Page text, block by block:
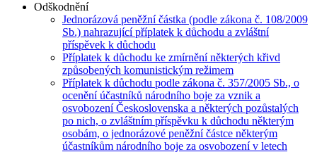
Odškodnění
Jednorázová peněžní částka (podle zákona č. 108/2009
Sb.) nahrazující příplatek k důchodu a zvláštní
příspěvek k důchodu
Příplatek k důchodu ke zmírnění některých křivd
způsobených komunistickým režimem
Příplatek k důchodu podle zákona č. 357/2005 Sb., o
ocenění účastníků národního boje za vznik a
osvobození Československa a některých pozůstalých
po nich, o zvláštním příspěvku k důchodu některým
osobám, o jednorázové peněžní částce některým
účastníkům národního boje za osvobození v letech